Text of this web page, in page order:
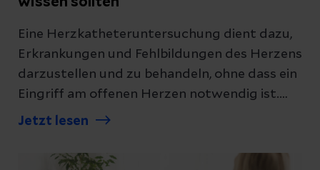
Eine Herzkatheteruntersuchung dient dazu,
Erkrankungen und Fehlbildungen des Herzens
darzustellen und zu behandeln, ohne dass ein
Eingriff am offenen Herzen notwendig ist.
Erfahren Sie, wann der Herzkatheter bei
Eltern wissen sollten.
Jetzt lesen